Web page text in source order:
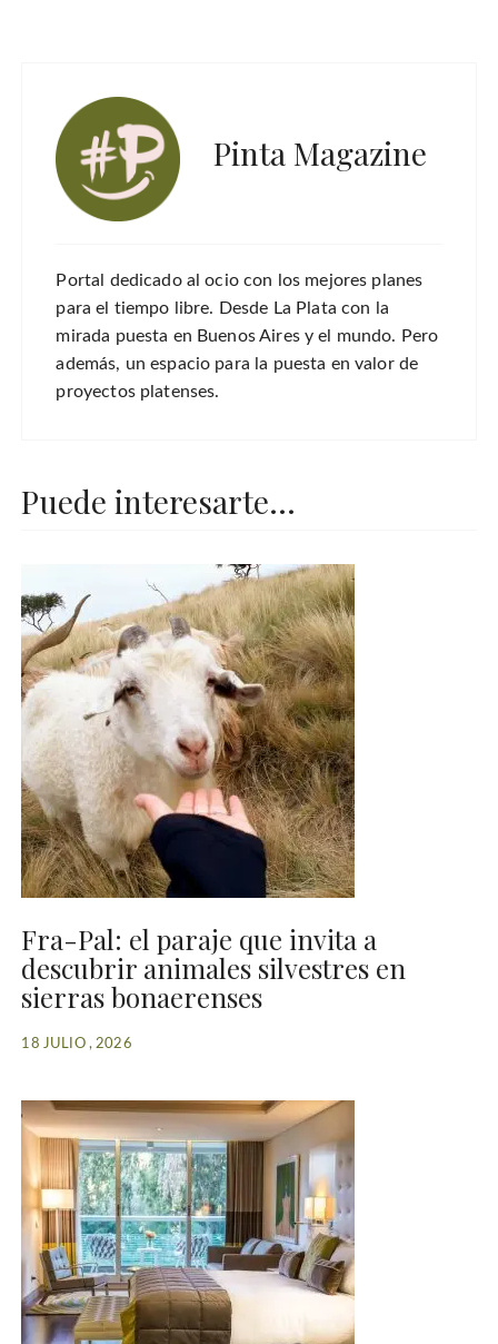
Pinta Magazine
Portal dedicado al ocio con los mejores planes
para el tiempo libre. Desde La Plata con la
mirada puesta en Buenos Aires y el mundo. Pero
además, un espacio para la puesta en valor de
proyectos platenses.
Puede interesarte...
Fra-Pal: el paraje que invita a
descubrir animales silvestres en
sierras bonaerenses
18 JULIO , 2026